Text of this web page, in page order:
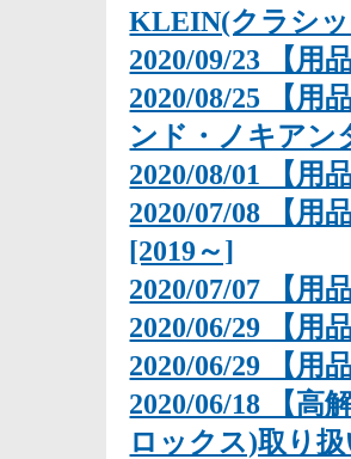
KLEIN(クラシ
2020/09/23 【用
2020/08/25 【用
ンド・ノキアン
2020/08/01 【用
2020/07/08 【用
[2019～]
2020/07/07 【用
2020/06/29 【用
2020/06/29 【用
2020/06/18 【高
ロックス)取り